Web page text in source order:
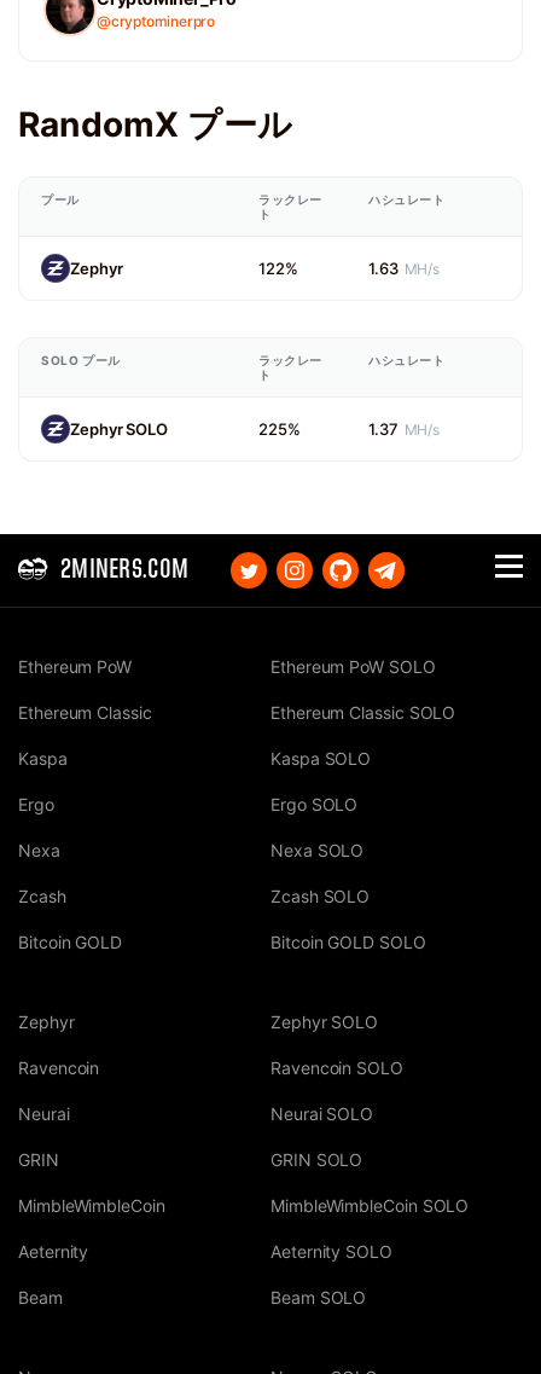
@cryptominerpro
RandomX プール
プール
ラックレー
ト
ハシュレート
Zephyr 122% 1.63 MH/s
SOLO プール
ラックレー
ト
ハシュレート
Zephyr SOLO 225% 1.37 MH/s
2MINERS.COM
Ethereum PoW
Ethereum Classic
Kaspa
Ergo
Nexa
Zcash
Bitcoin GOLD
Ethereum PoW SOLO
Ethereum Classic SOLO
Kaspa SOLO
Ergo SOLO
Nexa SOLO
Zcash SOLO
Bitcoin GOLD SOLO
Zephyr
Ravencoin
Neurai
GRIN
MimbleWimbleCoin
Aeternity
Beam
Zephyr SOLO
Ravencoin SOLO
Neurai SOLO
GRIN SOLO
MimbleWimbleCoin SOLO
Aeternity SOLO
Beam SOLO